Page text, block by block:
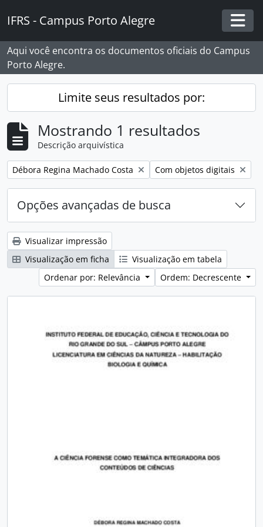
IFRS - Campus Porto Alegre
Aqui você encontra os documentos oficiais do Campus
Porto Alegre.
Limite seus resultados por:
Mostrando 1 resultados
Descrição arquivística
Remover filtro:
Débora Regina Machado Costa Remover filtro:
Com objetos digitais
Opções avançadas de busca
Visualizar impressão
Visualização em ficha
Visualização em tabela
Ordenar por: Relevância
Ordem: Decrescente